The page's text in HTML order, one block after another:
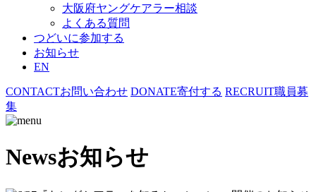
大阪府ヤングケアラー相談
よくある質問
つどいに参加する
お知らせ
EN
CONTACTお問い合わせ DONATE寄付する RECRUIT職員募
集
Newsお知らせ